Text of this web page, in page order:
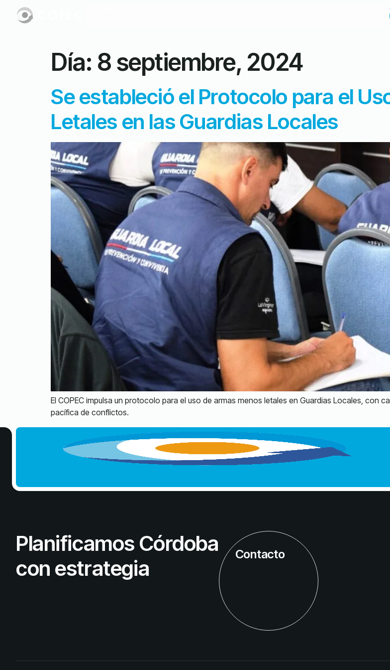
Día: 8 septiembre, 2024
Se estableció el Protocolo para el
Letales en las Guardias Locales
El COPEC impulsa un protocolo para el uso de armas menos letales en Guardias Locales, con
pacífica de conflictos.
Planificamos Córdoba
con estrategia
Contacto